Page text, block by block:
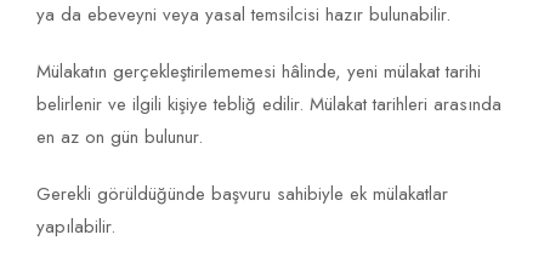
ya da ebeveyni veya yasal temsilcisi hazır bulunabilir.
Mülakatın gerçekleştirilememesi hâlinde, yeni mülakat tarihi
belirlenir ve ilgili kişiye tebliğ edilir. Mülakat tarihleri arasında
en az on gün bulunur.
Gerekli görüldüğünde başvuru sahibiyle ek mülakatlar
yapılabilir.